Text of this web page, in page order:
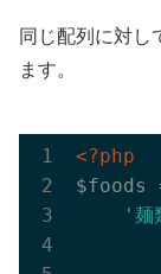
同じ配列に対し
ます。
<?php
$foods
'麺